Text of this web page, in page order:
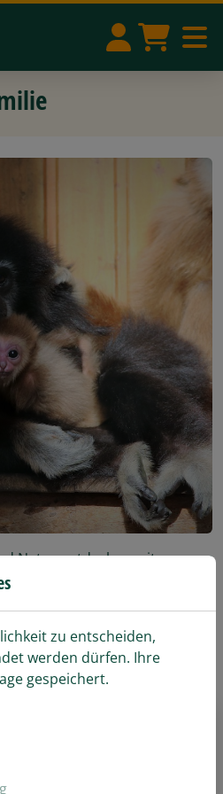
Natur entdecken mit unserer
(2 Erwachsene und 2
Jahren).zu entscheiden,
werden dürfen. Ihre
gespeichert.